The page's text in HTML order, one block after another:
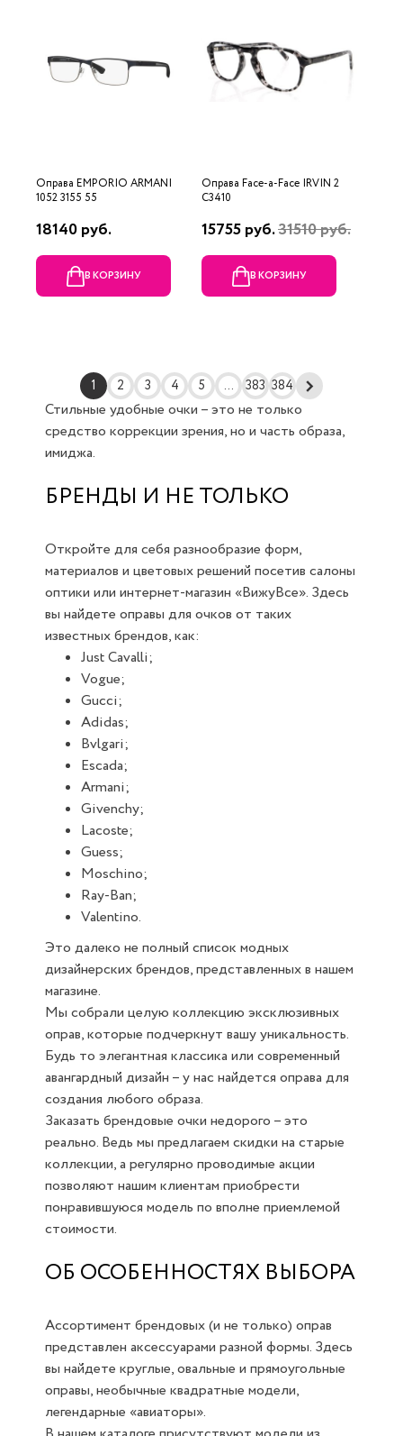
Оправа EMPORIO ARMANI
1052 3155 55
18140 руб.
В КОРЗИНУ
Оправа Face-a-Face IRVIN 2
C3410
15755 руб.31510 руб.
В КОРЗИНУ
1 2 3 4 5 ... 383 384
Стильные удобные очки – это не только
средство коррекции зрения, но и часть образа,
имиджа.
БРЕНДЫ И НЕ ТОЛЬКО
Откройте для себя разнообразие форм,
материалов и цветовых решений посетив салоны
оптики или интернет-магазин «ВижуВсе». Здесь
вы найдете оправы для очков от таких
известных брендов, как:
Just Cavalli;
Vogue;
Gucci;
Adidas;
Bvlgari;
Escada;
Armani;
Givenchy;
Lacoste;
Guess;
Moschino;
Ray-Ban;
Valentino.
Это далеко не полный список модных
дизайнерских брендов, представленных в нашем
магазине.
Мы собрали целую коллекцию эксклюзивных
оправ, которые подчеркнут вашу уникальность.
Будь то элегантная классика или современный
авангардный дизайн – у нас найдется оправа для
создания любого образа.
Заказать брендовые очки недорого – это
реально. Ведь мы предлагаем скидки на старые
коллекции, а регулярно проводимые акции
позволяют нашим клиентам приобрести
понравившуюся модель по вполне приемлемой
стоимости.
ОБ ОСОБЕННОСТЯХ ВЫБОРА
Ассортимент брендовых (и не только) оправ
представлен аксессуарами разной формы. Здесь
вы найдете круглые, овальные и прямоугольные
оправы, необычные квадратные модели,
легендарные «авиаторы».